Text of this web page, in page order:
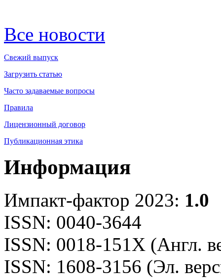
Все новости
Свежий выпуск
Загрузить статью
Часто задаваемые вопросы
Правила
Лицензионный договор
Публикационная этика
Информация
Импакт-фактор 2023: 1.0
ISSN: 0040-3644
ISSN: 0018-151X (Англ.
ISSN: 1608-3156 (Эл.